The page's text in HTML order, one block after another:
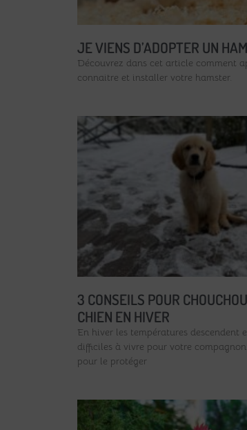
JE VIENS D’ADOPTER UN
Découvrez dans cet article comment
connaitre et installer votre hamster.
3 CONSEILS POUR
CHIEN EN HIVER
En hiver les températures descendent
difficiles à vivre pour votre
pour le protéger